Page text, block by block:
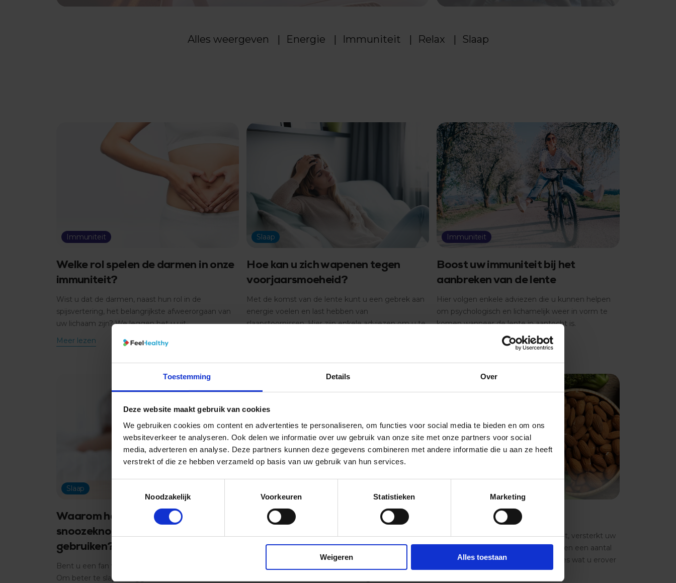
Toestemming Details Over
Deze website maakt gebruik van cookies
We gebruiken cookies om content en advertenties te personaliseren, om functies voor social media te bieden en om ons
websiteverkeer te analyseren. Ook delen we informatie over uw gebruik van onze site met onze partners voor social
media, adverteren en analyse. Deze partners kunnen deze gegevens combineren met andere informatie die u aan ze heeft
verstrekt of die ze hebben verzameld op basis van uw gebruik van hun services.
Noodzakelijk
Voorkeuren Statistieken Marketing
Weigeren Alles toestaan
Alles weergeven Energie Immuniteit Relax Slaap
Immuniteit
Welke rol spelen de darmen in onze
immuniteit?
Wist u dat de darmen, naast hun rol in de
spijsvertering, het belangrijkste afweerorgaan van
uw lichaam zijn? We leggen het u uit.
Meer lezen
Slaap
Hoe kan u zich wapenen tegen
voorjaarsmoeheid?
Met de komst van de lente kunt u een gebrek aan
energie voelen en last hebben van
slaapstoornissen. Hier zijn enkele adviezen om u te
Immuniteit
Boost uw immuniteit bij het
aanbreken van de lente
Hier volgen enkele adviezen die u kunnen helpen
om psychologisch en lichamelijk weer in vorm te
komen wanneer de lente in aantocht is.
Slaap
Waarom het beter is om de
snoozeknop van uw wekker niet te
gebruiken?
Bent u een fan van de snoozeknop op uw wekker?
Om beter te slapen, leggen we uit waarom u hem
12 voedingsmiddelen om uw
lente
In de lente, net als in elk ander seizoen, loont het
Alles over vitamine E
Vitamine E, een krachtige antioxidant, versterkt uw
immuunsysteem en beschermt tegen een aantal
chronische aandoeningen. Hier is alles wat u erover
moet weten!